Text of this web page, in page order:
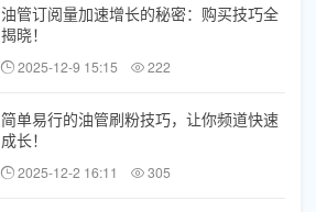
油管订阅量加速增长的秘密：购买技巧全
揭晓！
2025-12-9 15:15 222
简单易行的油管刷粉技巧，让你频道快速
成长！
2025-12-2 16:11 305